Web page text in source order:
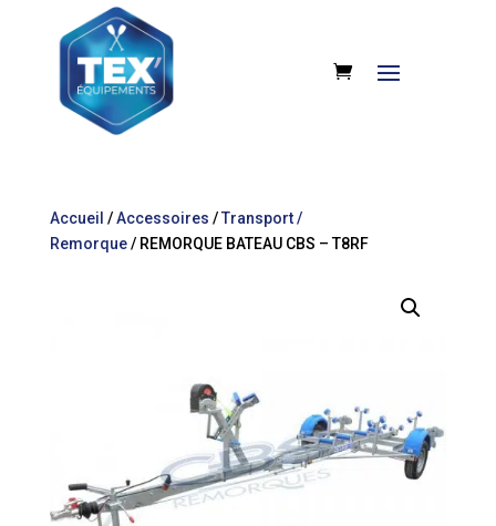
Accueil /Accessoires /Transport /
Remorque/ REMORQUE BATEAU CBS – T8RF